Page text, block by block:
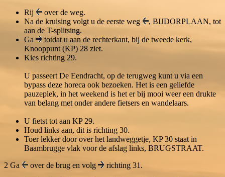
Rij
over de weg.
Na de kruising volgt u de eerste weg
, BIJDORPLAAN, tot
aan de T-splitsing.
Ga
totdat u aan de rechterkant, bij de tweede kerk,
Knooppunt (KP) 28 ziet.
Kies richting 29.
U passeert De Eendracht, op de terugweg kunt u via een
bypass deze horeca ook bezoeken. Het is een geliefde
pauzeplek, in het weekend is het er bij mooi weer een drukte
van belang met onder andere fietsers en wandelaars.
U fietst tot aan KP 29.
Houd links aan, dit is richting 30.
Toer lekker door over het landweggetje, KP 30 staat in
Baambrugge vlak voor de afslag links, BRUGSTRAAT.
2 Ga over de brug en volg
richting 31.